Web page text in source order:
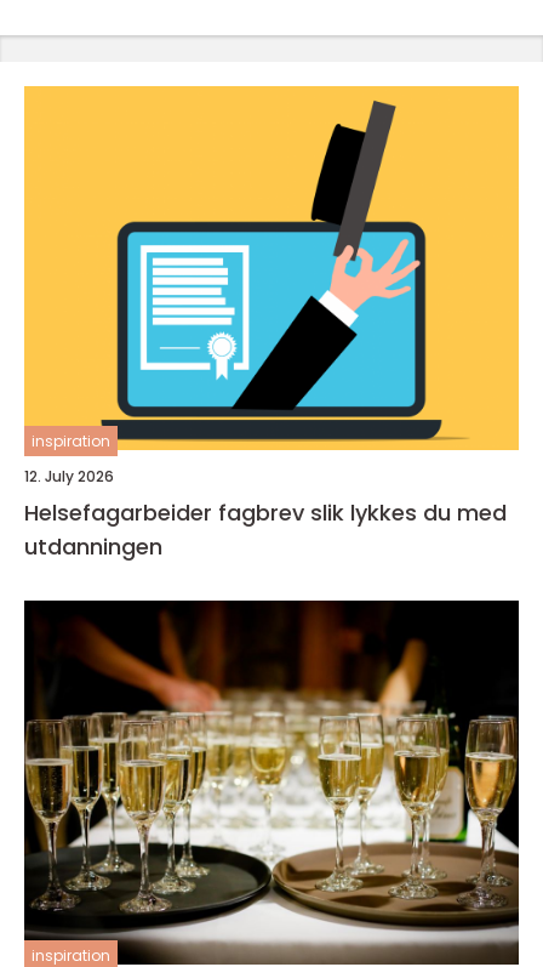
inspiration
12. July 2026
Helsefagarbeider fagbrev slik lykkes du med
utdanningen
inspiration